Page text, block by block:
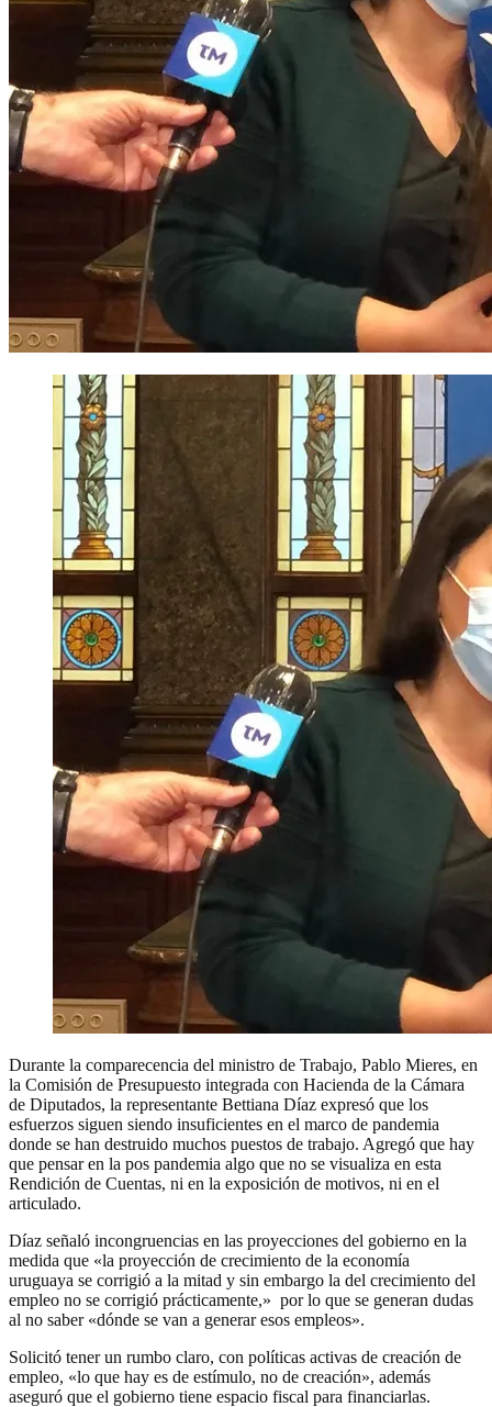
Durante la comparecencia del ministro de Trabajo, Pablo Mieres, en
la Comisión de Presupuesto integrada con Hacienda de la Cámara
de Diputados, la representante Bettiana Díaz expresó que los
esfuerzos siguen siendo insuficientes en el marco de pandemia
donde se han destruido muchos puestos de trabajo. Agregó que hay
que pensar en la pos pandemia algo que no se visualiza en esta
Rendición de Cuentas, ni en la exposición de motivos, ni en el
articulado.
Díaz señaló incongruencias en las proyecciones del gobierno en la
medida que «la proyección de crecimiento de la economía
uruguaya se corrigió a la mitad y sin embargo la del crecimiento del
empleo no se corrigió prácticamente,» por lo que se generan dudas
al no saber «dónde se van a generar esos empleos».
Solicitó tener un rumbo claro, con políticas activas de creación de
empleo, «lo que hay es de estímulo, no de creación», además
aseguró que el gobierno tiene espacio fiscal para financiarlas.